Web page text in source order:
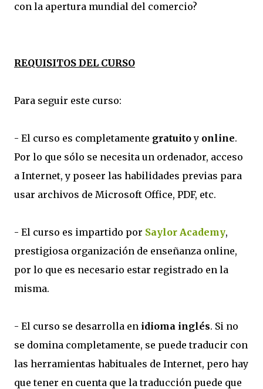
con la apertura mundial del comercio?
REQUISITOS DEL CURSO
Para seguir este curso:
- El curso es completamente gratuitoy online.
Por lo que sólo se necesita un ordenador, acceso
a Internet, y poseer las habilidades previas para
usar archivos de Microsoft Office, PDF, etc.
- El curso es impartido por Saylor Academy,
prestigiosa organización de enseñanza online,
por lo que es necesario estar registrado en la
misma.
- El curso se desarrolla en idioma inglés. Si no
se domina completamente, se puede traducir con
las herramientas habituales de Internet, pero hay
que tener en cuenta que la traducción puede que